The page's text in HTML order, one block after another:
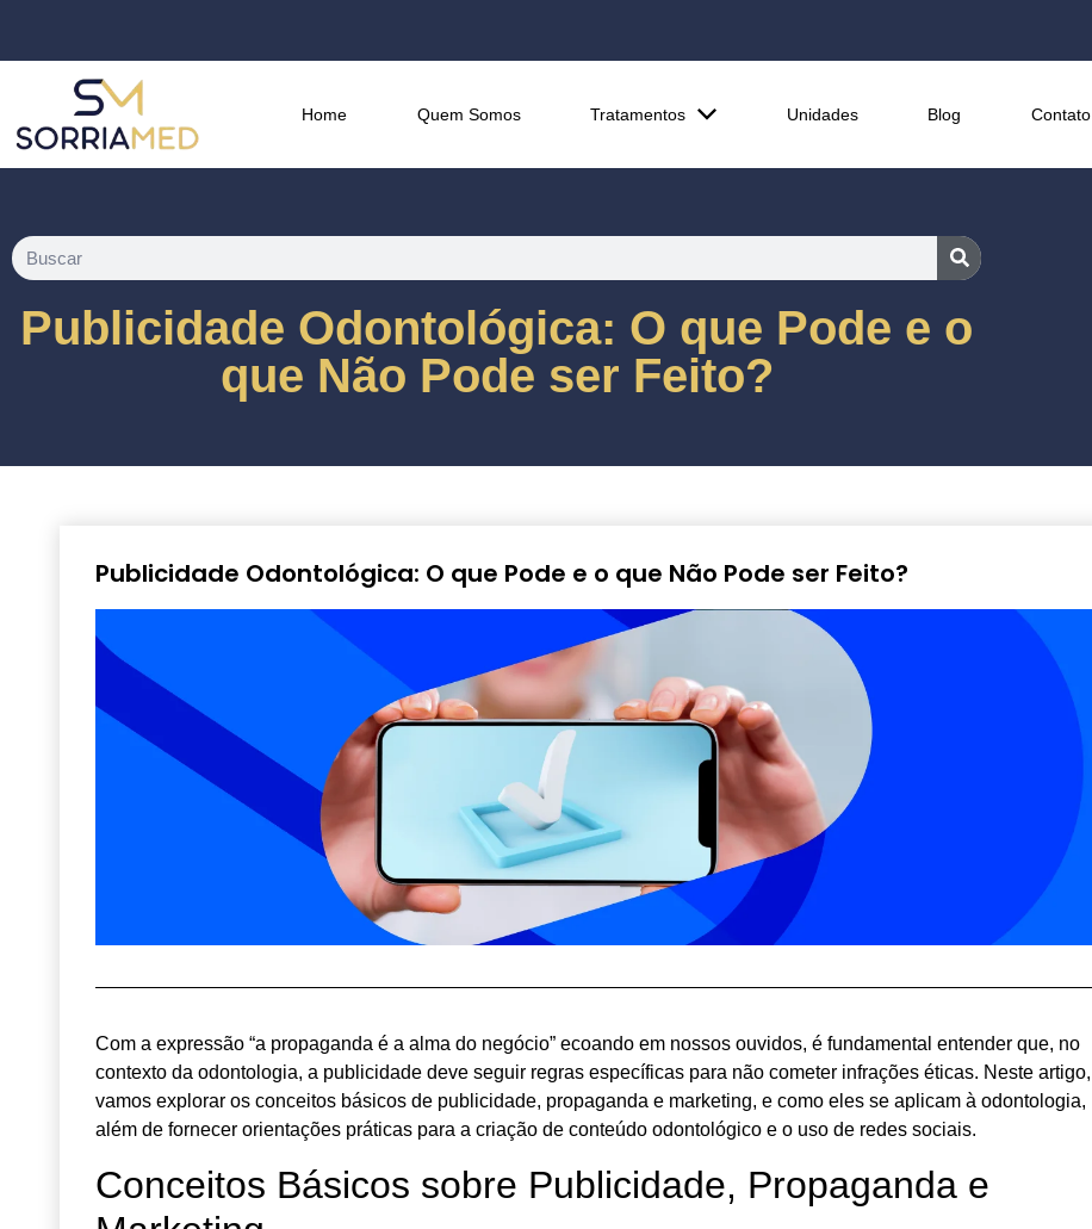
Home Quem Somos Tratamentos Unidades Blog Contato
Publicidade Odontológica: O que Pode e o
que Não Pode ser Feito?
Publicidade Odontológica: O que Pode e o que Não Pode ser Feito?
Com a expressão “a propaganda é a alma do negócio” ecoando em nossos ouvidos, é fundamental entender que, no
contexto da odontologia, a publicidade deve seguir regras específicas para não cometer infrações éticas. Neste artigo,
vamos explorar os conceitos básicos de publicidade, propaganda e marketing, e como eles se aplicam à odontologia,
além de fornecer orientações práticas para a criação de conteúdo odontológico e o uso de redes sociais.
Conceitos Básicos sobre Publicidade, Propaganda e